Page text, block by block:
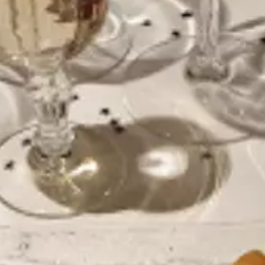
Paramètres de
confidentialité
Afin de faciliter votre navigation et de vous
apporter le meilleur service possible, nous utilisons
des cookies pour améliorer le site aux besoins des
visiteurs, notamment selon la fréquentation.
Nos politique de confidentialité